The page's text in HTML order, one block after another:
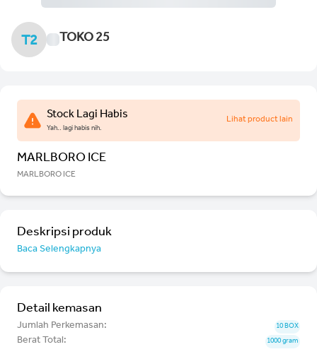
T2 TOKO 25
Stock Lagi Habis
Yah.. lagi habis nih.
Lihat product lain
MARLBORO ICE
MARLBORO ICE
Deskripsi produk
Baca Selengkapnya
Detail kemasan
Jumlah Perkemasan: 10 BOX
Berat Total: 1000 gram